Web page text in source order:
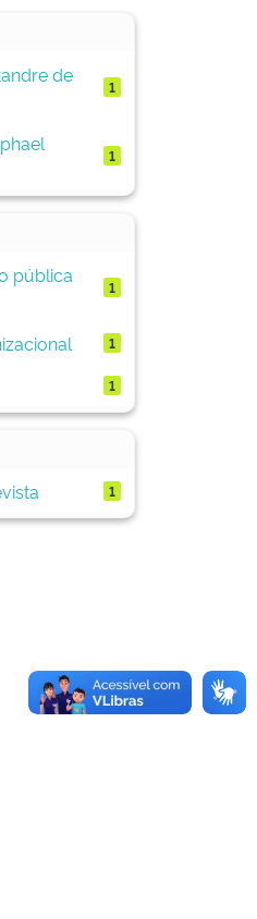
de
1
1
pública
1
1
1
1